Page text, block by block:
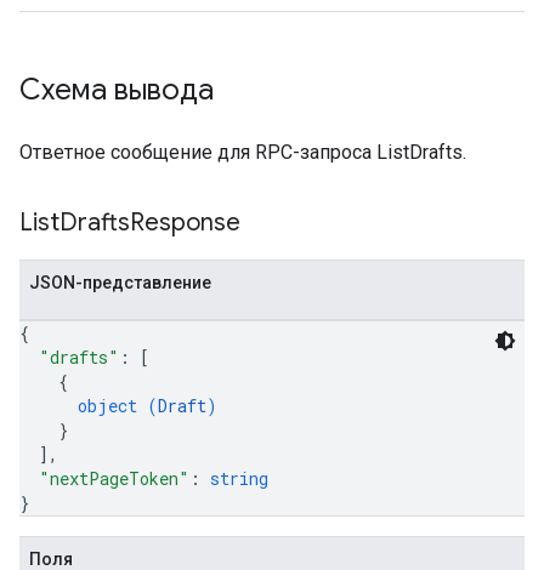
Схема вывода
Ответное сообщение для RPC-запроса ListDrafts.
ListDraftsResponse
JSON-представление
{
"drafts" :
[
{
object (Draft)
}
] ,
"nextPageToken" : string
}
Поля